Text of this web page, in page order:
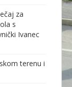
za
s
Ivanec
terenu i